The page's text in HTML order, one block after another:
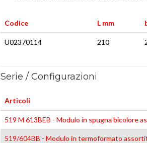
Codice L mm
U02370114 210
Serie / Configurazioni
Articoli
519 M 613BEB - Modulo in spugna bicolore
519/604BB - Modulo in termoformato